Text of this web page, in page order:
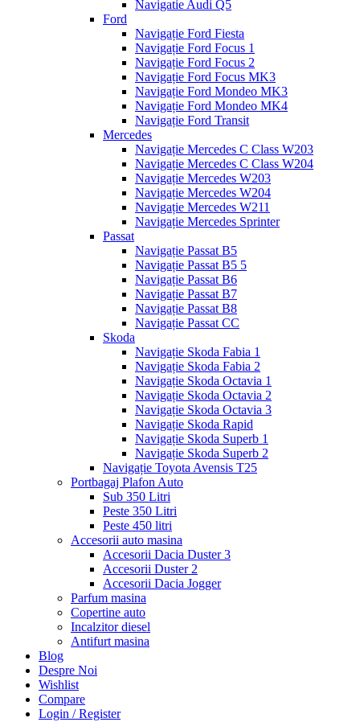
Navigatie Audi Q5
Ford
Navigație Ford Fiesta
Navigație Ford Focus 1
Navigație Ford Focus 2
Navigație Ford Focus MK3
Navigație Ford Mondeo MK3
Navigație Ford Mondeo MK4
Navigație Ford Transit
Mercedes
Navigație Mercedes C Class W203
Navigație Mercedes C Class W204
Navigație Mercedes W203
Navigație Mercedes W204
Navigație Mercedes W211
Navigație Mercedes Sprinter
Passat
Navigație Passat B5
Navigație Passat B5 5
Navigație Passat B6
Navigație Passat B7
Navigație Passat B8
Navigație Passat CC
Skoda
Navigație Skoda Fabia 1
Navigație Skoda Fabia 2
Navigație Skoda Octavia 1
Navigație Skoda Octavia 2
Navigație Skoda Octavia 3
Navigație Skoda Rapid
Navigație Skoda Superb 1
Navigație Skoda Superb 2
Navigație Toyota Avensis T25
Portbagaj Plafon Auto
Sub 350 Litri
Peste 350 Litri
Peste 450 litri
Accesorii auto masina
Accesorii Dacia Duster 3
Accesorii Duster 2
Accesorii Dacia Jogger
Parfum masina
Copertine auto
Incalzitor diesel
Antifurt masina
Blog
Despre Noi
Wishlist
Compare
Login / Register